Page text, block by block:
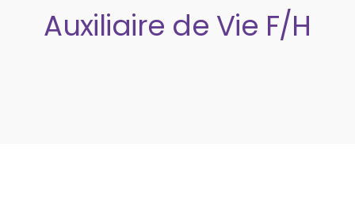
Auxiliaire de Vie F/H